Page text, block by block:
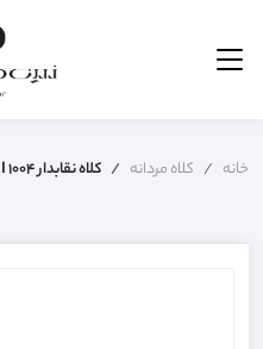
خانه کلاه مردانه کلاه نقابدار I 1004